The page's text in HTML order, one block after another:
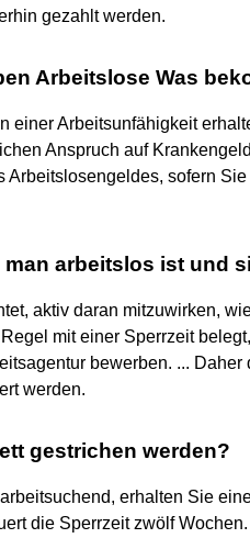
gezahlt werden.
Arbeitslose Was
einer Arbeitsunfähigkeit
Anspruch auf
Arbeitslosengeldes, sofern
man arbeitslos ist und
aktiv daran mitzuwirken,
mit einer Sperrzeit
bewerben. ...
werden.
gestrichen werden?
erhalten Sie
die Sperrzeit zwölf